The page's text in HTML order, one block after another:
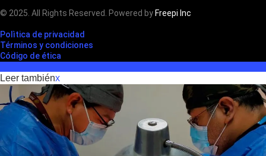
© 2025. All Rights Reserved. Powered by Freepi Inc
Polìtica de privacidad
Términos y condiciones
Código de ética
Leer tambiénx